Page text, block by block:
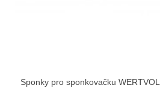
Sponky pro sponkovačku